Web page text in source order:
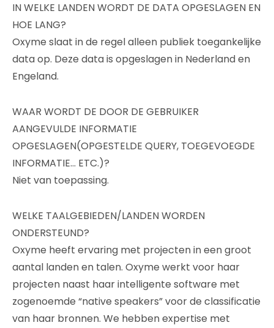
IN WELKE LANDEN WORDT DE DATA OPGESLAGEN EN
HOE LANG?
Oxyme slaat in de regel alleen publiek toegankelijke
data op. Deze data is opgeslagen in Nederland en
Engeland.
WAAR WORDT DE DOOR DE GEBRUIKER
AANGEVULDE INFORMATIE
OPGESLAGEN(OPGESTELDE QUERY, TOEGEVOEGDE
INFORMATIE… ETC.)?
Niet van toepassing.
WELKE TAALGEBIEDEN/LANDEN WORDEN
ONDERSTEUND?
Oxyme heeft ervaring met projecten in een groot
aantal landen en talen. Oxyme werkt voor haar
projecten naast haar intelligente software met
zogenoemde “native speakers” voor de classificatie
van haar bronnen. We hebben expertise met